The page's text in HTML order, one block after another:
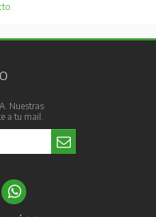
Nuestras
a tu mail.